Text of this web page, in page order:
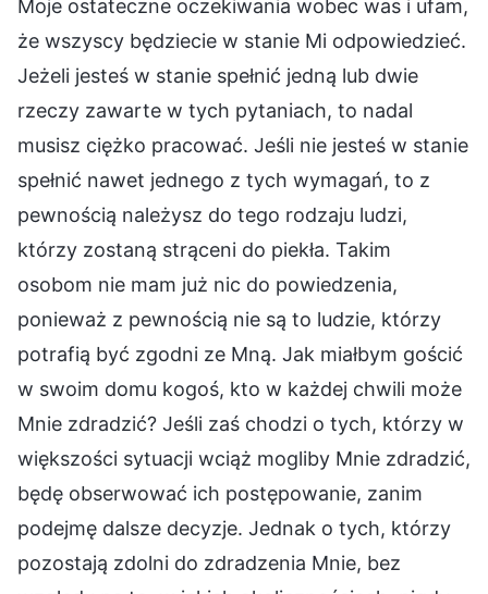
Moje ostateczne oczekiwania wobec was i ufam,
że wszyscy będziecie w stanie Mi odpowiedzieć.
Jeżeli jesteś w stanie spełnić jedną lub dwie
rzeczy zawarte w tych pytaniach, to nadal
musisz ciężko pracować. Jeśli nie jesteś w stanie
spełnić nawet jednego z tych wymagań, to z
pewnością należysz do tego rodzaju ludzi,
którzy zostaną strąceni do piekła. Takim
osobom nie mam już nic do powiedzenia,
ponieważ z pewnością nie są to ludzie, którzy
potrafią być zgodni ze Mną. Jak miałbym gościć
w swoim domu kogoś, kto w każdej chwili może
Mnie zdradzić? Jeśli zaś chodzi o tych, którzy w
większości sytuacji wciąż mogliby Mnie zdradzić,
będę obserwować ich postępowanie, zanim
podejmę dalsze decyzje. Jednak o tych, którzy
pozostają zdolni do zdradzenia Mnie, bez